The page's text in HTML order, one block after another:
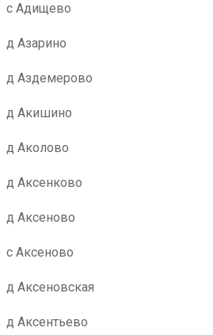
с Адищево
д Азарино
д Аздемерово
д Акишино
д Аколово
д Аксенково
д Аксеново
с Аксеново
д Аксеновская
д Аксентьево